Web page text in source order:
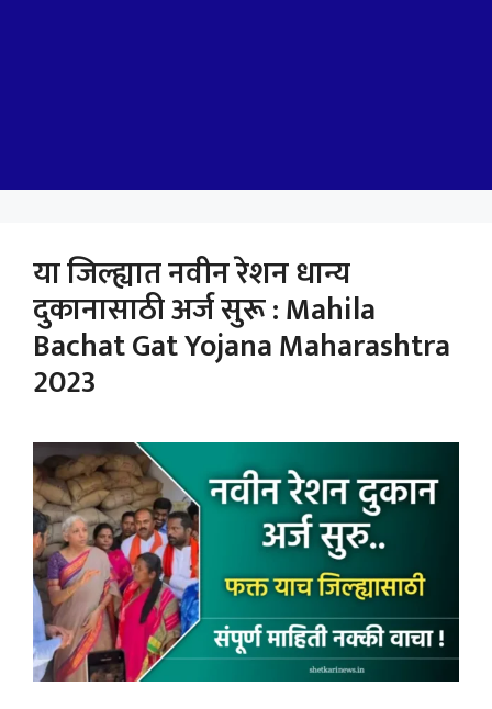
या जिल्ह्यात नवीन रेशन धान्य
दुकानासाठी अर्ज सुरू : Mahila
Bachat Gat Yojana Maharashtra
2023